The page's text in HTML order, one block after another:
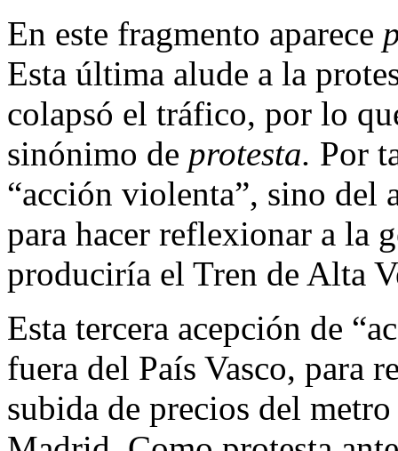
En este fragmento aparece
Esta última alude a la
colapsó el tráfico, por lo
sinónimo de protesta. Por
“acción violenta”, sino del
para hacer reflexionar a la
produciría el Tren de Alta
Esta tercera acepción de
fuera del País Vasco, para
subida de precios del